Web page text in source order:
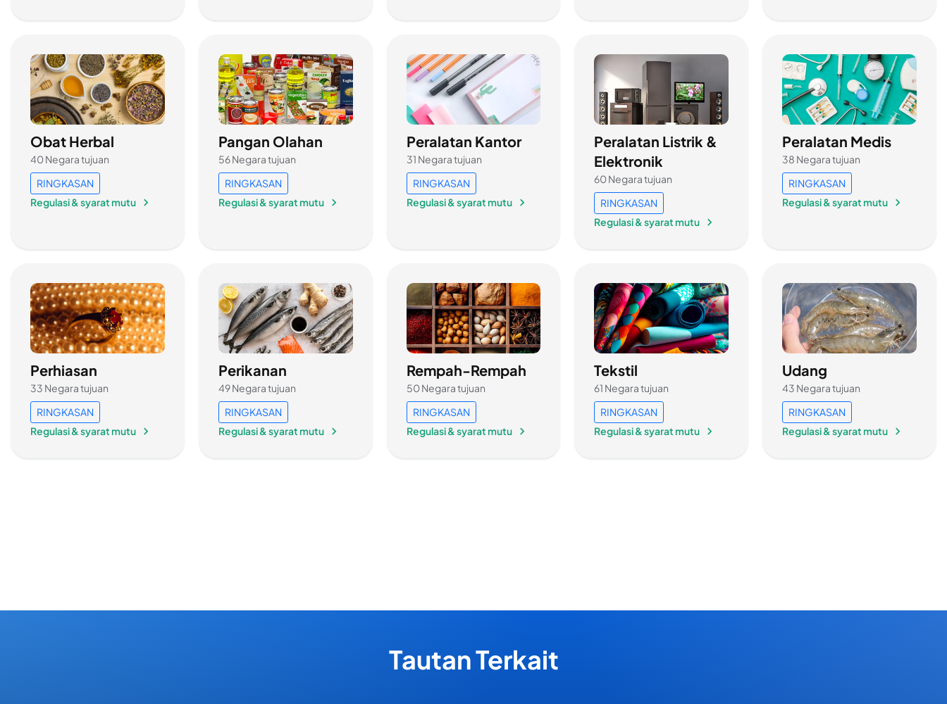
Obat Herbal
40 Negara tujuan
RINGKASAN
Regulasi & syarat mutu
Pangan Olahan
56 Negara tujuan
RINGKASAN
Regulasi & syarat mutu
Peralatan Kantor
31 Negara tujuan
RINGKASAN
Regulasi & syarat mutu
Peralatan Listrik &
Elektronik
60 Negara tujuan
RINGKASAN
Regulasi & syarat mutu
Peralatan Medis
38 Negara tujuan
RINGKASAN
Regulasi & syarat mutu
Perhiasan
33 Negara tujuan
RINGKASAN
Regulasi & syarat mutu
Perikanan
49 Negara tujuan
RINGKASAN
Regulasi & syarat mutu
Rempah-Rempah
50 Negara tujuan
RINGKASAN
Regulasi & syarat mutu
Tekstil
61 Negara tujuan
RINGKASAN
Regulasi & syarat mutu
Udang
43 Negara tujuan
RINGKASAN
Regulasi & syarat mutu
Tautan Terkait